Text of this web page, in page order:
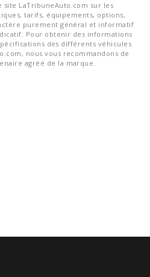
LaTribuneAuto.com sur les
tarifs, équipements, options,
purement général et informatif
Pour obtenir des informations
des différents véhicules
nous vous recommandons de
agréé de la marque.